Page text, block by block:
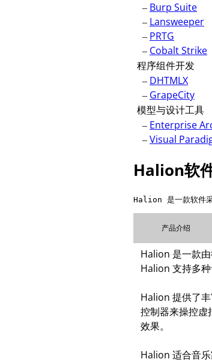
– Burp Suite
– Lansweeper
– PRTG
– Cobalt Strike
程序组件开发
– DHTMLX
– GrapeCity
模型与设计工具
– Enterprise
–Visual
Halion软
产品介绍
Halion 是一款
Halion 支持多种
Halion 提供了
控制器来操控虚
效果。
Halion 适合音